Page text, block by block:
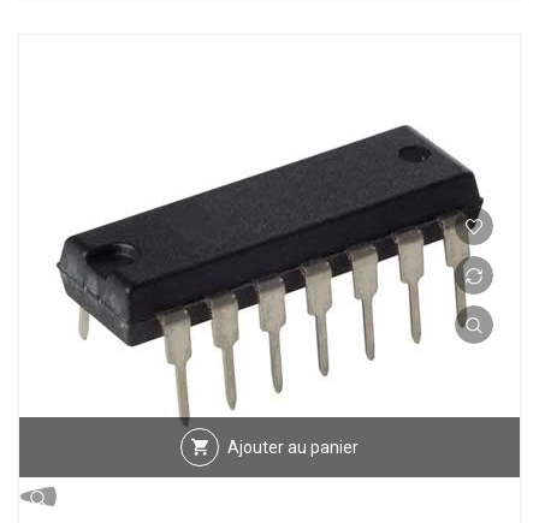
Ajouter au panier